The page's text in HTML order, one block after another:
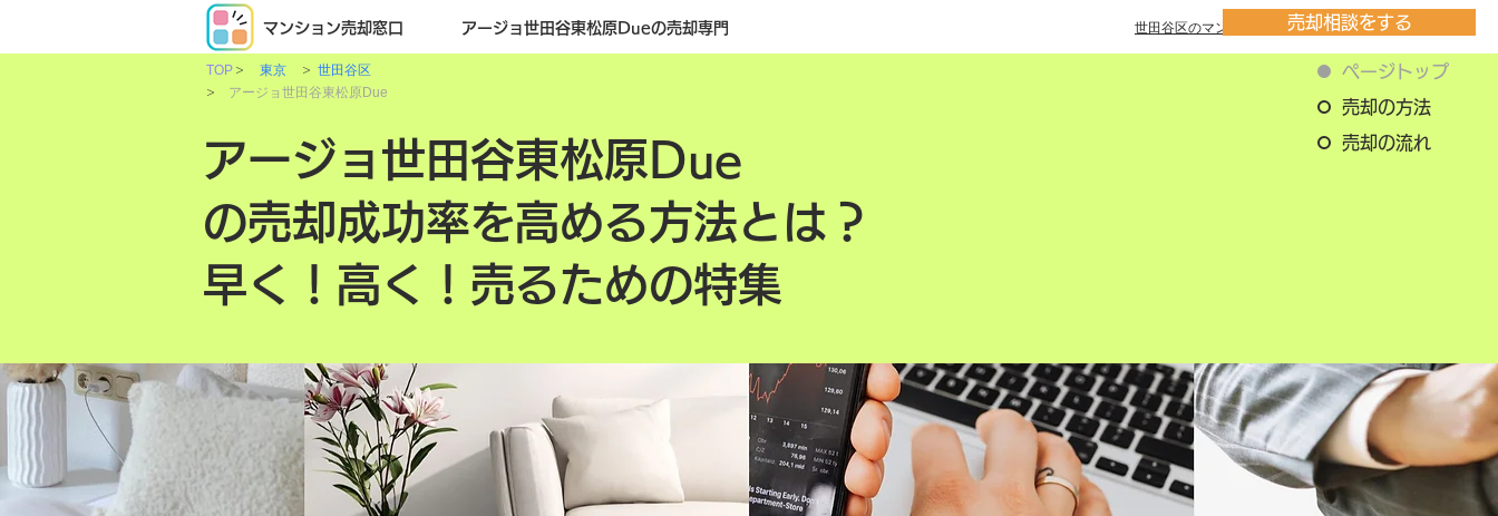
売却相談をする
ページトップ
売却の方法
売却の流れ
マンション売却窓口 アージョ世田谷東松原Dueの売却専門 世田谷区のマンション一覧
TOP > 東京 > 世田谷区
> アージョ世田谷東松原Due
アージョ世田谷東松原Due
の売却成功率を高める方法とは？
早く！高く！売るための特集